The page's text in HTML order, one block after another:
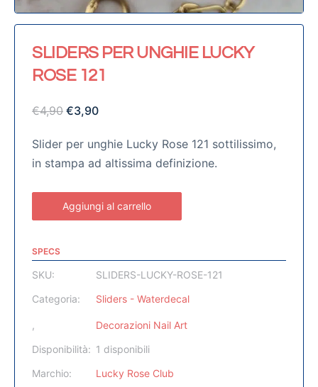
SLIDERS PER UNGHIE LUCKY
ROSE 121
€4,90 €3,90
Slider per unghie Lucky Rose 121 sottilissimo,
in stampa ad altissima definizione.
Aggiungi al carrello
SPECS
SKU:
SLIDERS-LUCKY-ROSE-121
Categoria:
Sliders - Waterdecal
,
Decorazioni Nail Art
Disponibilità: 1 disponibili
Marchio:
Lucky Rose Club